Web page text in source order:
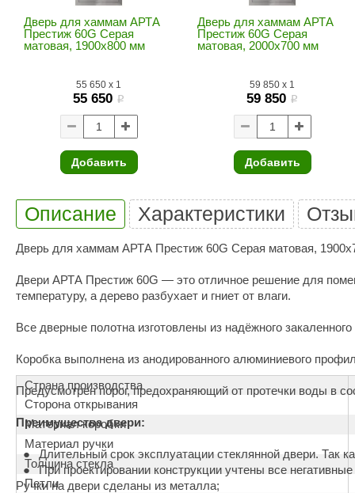
Для дома и дачи
SNOOKER
Tikkurila Elcon
Termomuros Covali
Finn icon Размахайка
Дверь для хаммам АРТА
Престиж 60G Серая
матовая, 1900х800 мм
55 650 x 1
55 650 i
Добавить
Дверь для хаммам АРТА
Престиж 60G Серая
матовая, 2000х700 мм
59 850 x 1
59 850 i
Добавить
Описание Характеристики
Дверь для хаммам АРТА Престиж 60G Серая матовая,
Двери АРТА Престиж 60G — это отличное решение для
температуру, а дерево разбухает и гниет от влаги.
Все дверные полотна изготовлены из надёжного
Коробка выполнена из анодированного алюминиевого
Предусмотрен порог, предохраняющий от протечки воды в
Преимущества двери:
Длительный срок эксплуатации стеклянной двери. Так
При проектировании конструкции учтены все
Ручки на двери сделаны из металла;
Страна производства
Сторона открывания
Материал коробки
Материал ручки
Толщина стекла
Петли